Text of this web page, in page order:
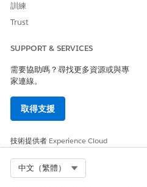
訓練
Trust
SUPPORT & SERVICES
需要協助嗎？尋找更多資源或與專
家連線。
取得支援
技術提供者 Experience Cloud
中文（繁體）